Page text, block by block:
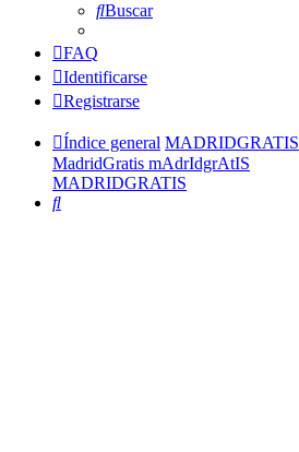
Buscar
FAQ
Identificarse
Registrarse
Índice general MADRIDGRATIS
MadridGratis mAdrIdgrAtIS
MADRIDGRATIS
Buscar